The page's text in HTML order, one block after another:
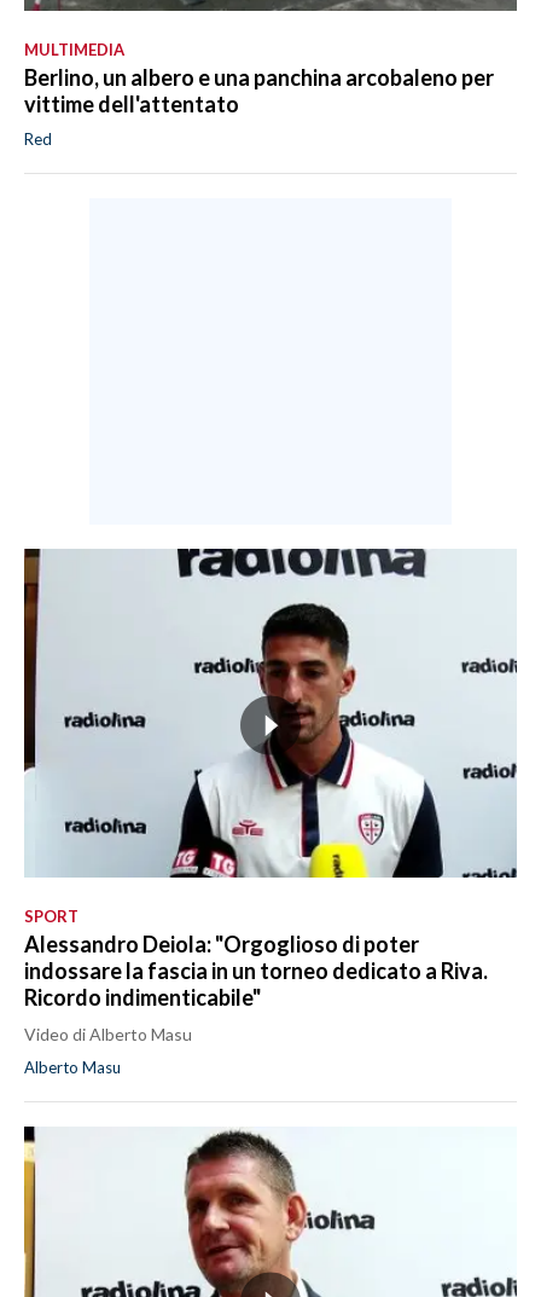
MULTIMEDIA
Berlino, un albero e una panchina arcobaleno per
vittime dell'attentato
Red
SPORT
Alessandro Deiola: "Orgoglioso di poter
indossare la fascia in un torneo dedicato a Riva.
Ricordo indimenticabile"
Video di Alberto Masu
Alberto Masu